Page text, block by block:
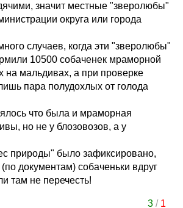
значит местные "зверолюбы"
округа или города
случаев, когда эти "зверолюбы"
10500 собаченек мраморной
на мальдивах, а при проверке
пара полудохлых от голода
что была и мраморная
но не у блозовозов, а у
природы" было зафиксировано,
документам) собаченьки вдруг
там не перечесть!
3/ 1